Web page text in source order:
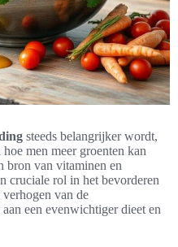
steeds belangrijker wordt,
men meer groenten kan
bron van vitaminen en
cruciale rol in het bevorderen
verhogen van de
een evenwichtiger dieet en